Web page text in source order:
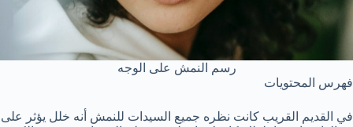
رسم النمش على الوجه
فهرس المحتويات
في القديم القريب كانت نظره جميع السيدات للنمش أنه خلل يؤثر على